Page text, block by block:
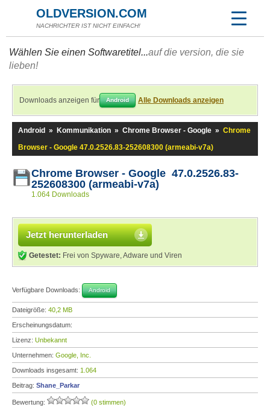
OLDVERSION.COM
NACHRICHTER IST NICHT EINFACH!
Wählen Sie einen Softwaretitel...auf die version, die sie
lieben!
Downloads anzeigen für Android Alle Downloads anzeigen
Android » Kommunikation » Chrome Browser - Google » Chrome
Browser - Google 47.0.2526.83-252608300 (armeabi-v7a)
Chrome Browser - Google 47.0.2526.83-
252608300 (armeabi-v7a)
1.064 Downloads
Jetzt herunterladen
Getestet: Frei von Spyware, Adware und Viren
Verfügbare Downloads: Android
Dateigröße: 40,2 MB
Erscheinungsdatum:
Lizenz: Unbekannt
Unternehmen: Google, Inc.
Downloads insgesamt: 1.064
Beitrag: Shane_Parkar
Bewertung: (0 stimmen)